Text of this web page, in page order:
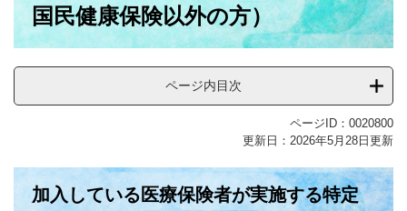
国民健康保険以外の方）
ページ内目次
ページID：0020800
更新日：2026年5月28日更新
加入している医療保険者が実施する特定